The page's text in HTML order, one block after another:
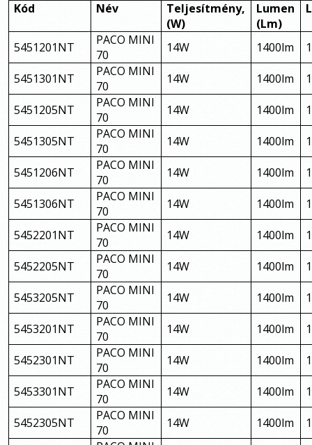
Kód Név
Teljesítmény,
(W)
Lumen
(Lm)
5451201NT
PACO MINI
70
14W 1400lm
5451301NT
PACO MINI
70
14W 1400lm
5451205NT
PACO MINI
70
14W 1400lm
5451305NT
PACO MINI
70
14W 1400lm
5451206NT
PACO MINI
70
14W 1400lm
5451306NT
PACO MINI
70
14W 1400lm
5452201NT
PACO MINI
70
14W 1400lm
5452205NT
PACO MINI
70
14W 1400lm
5453205NT
PACO MINI
70
14W 1400lm
5453201NT
PACO MINI
70
14W 1400lm
5452301NT
PACO MINI
70
14W 1400lm
5453301NT
PACO MINI
70
14W 1400lm
5452305NT
PACO MINI
70
14W 1400lm